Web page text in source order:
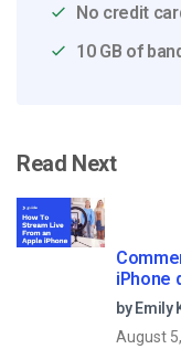
No credit
10 GB of
Read Next
iPhone
by Emily
August